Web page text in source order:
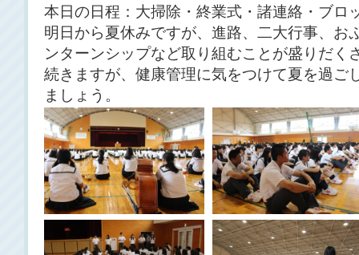
本日の日程：大掃除・終業式・諸連絡・ブロ
明日から夏休みですが、進路、二大行事、お
ンターンシップなど取り組むことが盛りだく
続きますが、健康管理に気をつけて夏を過ご
ましょう。